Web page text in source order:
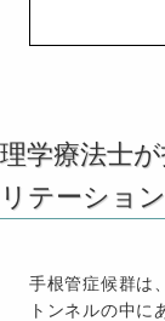
理学療法士
リテーション
手根管症候群は
トンネルの中に